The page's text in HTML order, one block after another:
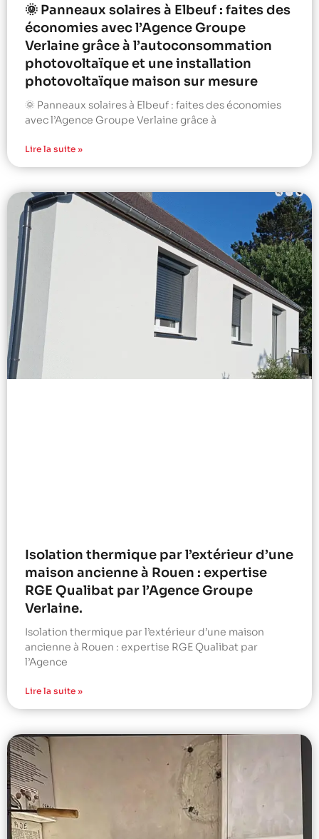
🌞 Panneaux solaires à Elbeuf : faites des
économies avec l’Agence Groupe
Verlaine grâce à l’autoconsommation
photovoltaïque et une installation
photovoltaïque maison sur mesure
🌞 Panneaux solaires à Elbeuf : faites des économies
avec l’Agence Groupe Verlaine grâce à
Lire la suite »
Isolation thermique par l’extérieur d’une
maison ancienne à Rouen : expertise
RGE Qualibat par l’Agence Groupe
Verlaine.
Isolation thermique par l’extérieur d’une maison
ancienne à Rouen : expertise RGE Qualibat par
l’Agence
Lire la suite »